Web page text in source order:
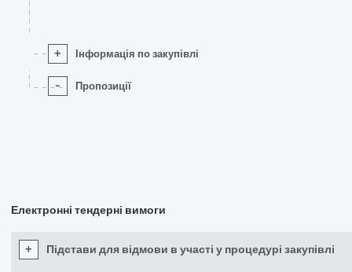
+ Інформація по закупівлі
- Пропозиції
Електронні тендерні вимоги
+ Підстави для відмови в участі у процедурі закупівлі